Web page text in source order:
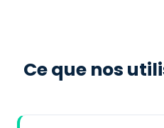
Ce que nos